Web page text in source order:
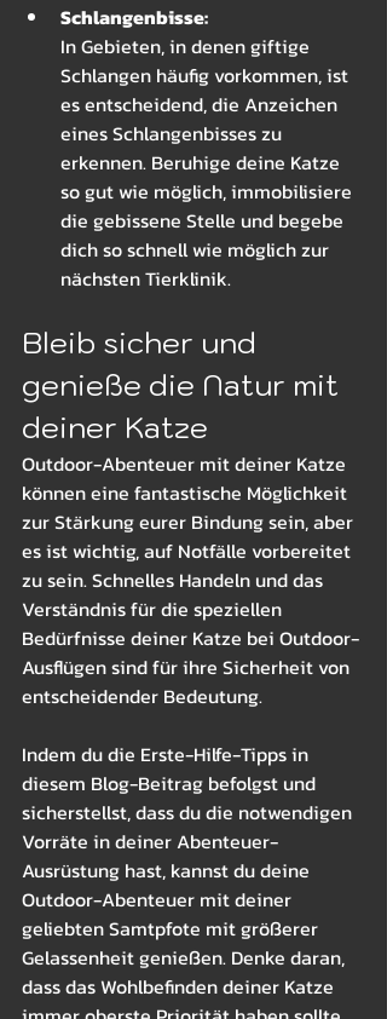
Schlangenbisse:
In Gebieten, in denen giftige
Schlangen häufig vorkommen, ist
es entscheidend, die Anzeichen
eines Schlangenbisses zu
erkennen. Beruhige deine Katze
so gut wie möglich, immobilisiere
die gebissene Stelle und begebe
dich so schnell wie möglich zur
nächsten Tierklinik.
Bleib sicher und
genieße die Natur mit
deiner Katze
Outdoor-Abenteuer mit deiner Katze
können eine fantastische Möglichkeit
zur Stärkung eurer Bindung sein, aber
es ist wichtig, auf Notfälle vorbereitet
zu sein. Schnelles Handeln und das
Verständnis für die speziellen
Bedürfnisse deiner Katze bei Outdoor-
Ausflügen sind für ihre Sicherheit von
entscheidender Bedeutung.
Indem du die Erste-Hilfe-Tipps in
diesem Blog-Beitrag befolgst und
sicherstellst, dass du die notwendigen
Vorräte in deiner Abenteuer-
Ausrüstung hast, kannst du deine
Outdoor-Abenteuer mit deiner
geliebten Samtpfote mit größerer
Gelassenheit genießen. Denke daran,
dass das Wohlbefinden deiner Katze